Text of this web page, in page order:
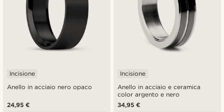
Anello in acciaio nero opaco
Incisione
24,95 €
Anello in acciaio e ceramica
color argento e nero
Incisione
34,95 €